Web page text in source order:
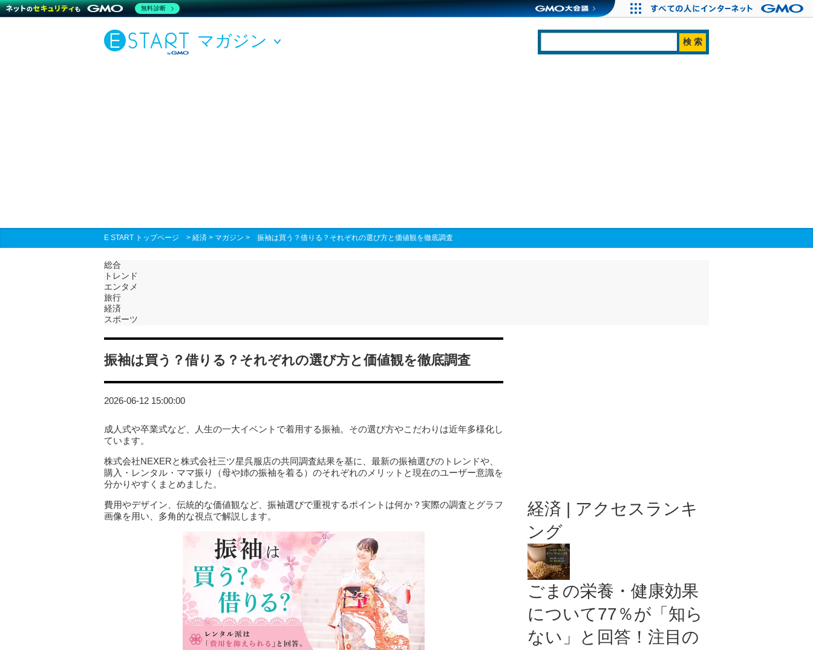
マガジン
E START トップページ > 経済 > マガジン > 振袖は買う？借りる？それぞれの選び方と価値観を徹底調査
総合
トレンド
エンタメ
旅行
経済
スポーツ
振袖は買う？借りる？それぞれの選び方と価値観を徹底調査
2026-06-12 15:00:00
成人式や卒業式など、人生の一大イベントで着用する振袖。その選び方やこだわりは近年多様化し
ています。
株式会社NEXERと株式会社三ツ星呉服店の共同調査結果を基に、最新の振袖選びのトレンドや、
購入・レンタル・ママ振り（母や姉の振袖を着る）のそれぞれのメリットと現在のユーザー意識を
分かりやすくまとめました。
費用やデザイン、伝統的な価値観など、振袖選びで重視するポイントは何か？実際の調査とグラフ
画像を用い、多角的な視点で解説します。
経済 | アクセスランキ
ング
ごまの栄養・健康効果
について77％が「知ら
ない」と回答！注目の
無料診断